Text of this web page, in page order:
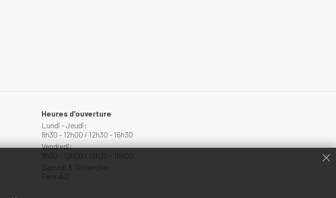
Heures d'ouverture
Lundi - Jeudi:
8h30 - 12h00 / 12h30 - 16h30
Vendredi:
8h30 - 12h00 / 12h30 - 16h00
Samedi & Dimanche:
FermÃ©